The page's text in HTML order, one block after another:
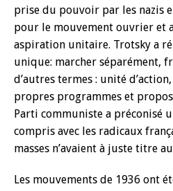
prise du pouvoir par les nazis
pour le mouvement ouvrier et
aspiration unitaire. Trotsky a
unique: marcher séparément,
d’autres termes : unité
propres programmes et
Parti communiste a préconisé
compris avec les radicaux
masses n’avaient à juste titre
Les mouvements de 1936 ont